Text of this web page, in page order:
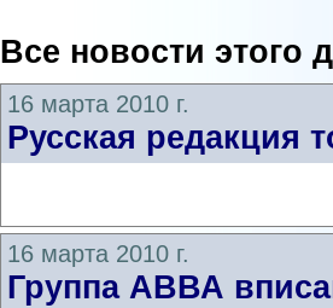
Все новости этого
16 марта 2010 г.
Русская редакция
16 марта 2010 г.
Группа АВВА